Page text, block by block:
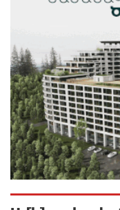
Այսօր ժամը
Էջմիածին.
Այսօր
Ամենայն